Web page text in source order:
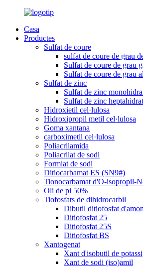
Casa
Productes
Sulfat de coure
sulfat de coure de grau
Sulfat de coure de grau
Sulfat de coure de grau
Sulfat de zinc
Sulfat de zinc
Sulfat de zinc heptahidrat
Hidroxietil cel·lulosa
Hidroxipropil metil cel·lulosa
Goma xantana
carboximetil cel·lulosa
Poliacrilamida
Poliacrilat de sodi
Formiat de sodi
Ditiocarbamat ES (SN9#)
Tionocarbamat d'O-isopropil-
Oli de pi 50%
Tiofosfats de dihidrocarbil
Dibutil ditiofosfat
Ditiofosfat 25
Ditiofosfat 25S
Ditiofosfat BS
Xantogenat
Xant d'isobutil de potassi
Xant de sodi (iso)amil